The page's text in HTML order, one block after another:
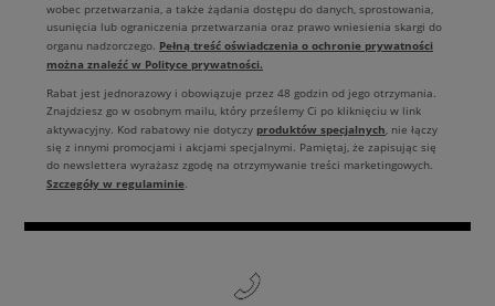
wobec przetwarzania, a także żądania dostępu do danych, sprostowania,
usunięcia lub ograniczenia przetwarzania oraz prawo wniesienia skargi do
organu nadzorczego. Pełną treść oświadczenia o ochronie prywatności
można znaleźć w Polityce prywatności.
Rabat jest jednorazowy i obowiązuje przez 48 godzin od jego otrzymania.
Znajdziesz go w osobnym mailu, który prześlemy Ci po kliknięciu w link
aktywacyjny. Kod rabatowy nie dotyczy produktów specjalnych, nie łączy
się z innymi promocjami i akcjami specjalnymi. Pamiętaj, że zapisując się
do newslettera wyrażasz zgodę na otrzymywanie treści marketingowych.
Szczegóły w regulaminie.